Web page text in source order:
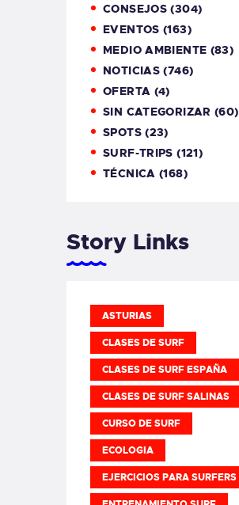
CONSEJOS (304)
EVENTOS (163)
MEDIO AMBIENTE (83)
NOTICIAS (746)
OFERTA (4)
SIN CATEGORIZAR (60)
SPOTS(23)
SURF-TRIPS (121)
TÉCNICA (168)
Story Links
ASTURIAS
CLASES DE SURF
CLASES DE SURF ESPAÑA
CLASES DE SURF SALINAS
CURSO DE SURF
ECOLOGIA
EJERCICIOS PARA SURFERS